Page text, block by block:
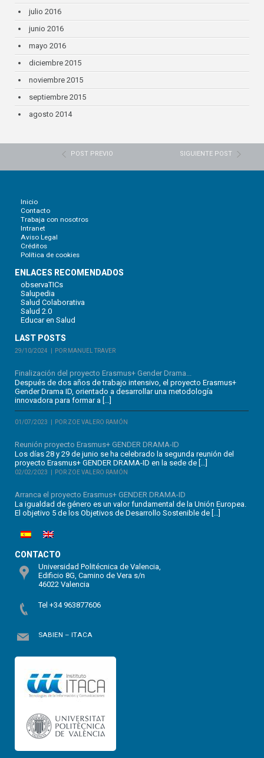
julio 2016
junio 2016
mayo 2016
diciembre 2015
noviembre 2015
septiembre 2015
agosto 2014
POST PREVIO SIGUIENTE POST
Inicio
Contacto
Trabaja con nosotros
Intranet
Aviso Legal
Créditos
Política de cookies
ENLACES RECOMENDADOS
observaTICs
Salupedia
Salud Colaborativa
Salud 2.0
Educar en Salud
LAST POSTS
29/10/2024 POR MANUEL TRAVER
Finalización del proyecto Erasmus+ Gender Drama...
Después de dos años de trabajo intensivo, el proyecto Erasmus+
Gender Drama ID, orientado a desarrollar una metodología
innovadora para formar a […]
01/07/2023 POR ZOE VALERO RAMÓN
Reunión proyecto Erasmus+ GENDER DRAMA-ID
Los días 28 y 29 de junio se ha celebrado la segunda reunión del
proyecto Erasmus+ GENDER DRAMA-ID en la sede de […]
02/02/2023 POR ZOE VALERO RAMÓN
Arranca el proyecto Erasmus+ GENDER DRAMA-ID
La igualdad de género es un valor fundamental de la Unión Europea.
El objetivo 5 de los Objetivos de Desarrollo Sostenible de […]
CONTACTO
Universidad Politécnica de Valencia,
Edificio 8G, Camino de Vera s/n
46022 Valencia
Tel +34 963877606
SABIEN – ITACA